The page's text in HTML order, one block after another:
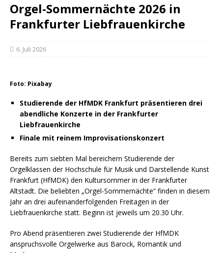
Orgel-Sommernächte 2026 in
Frankfurter Liebfrauenkirche
6. Juli 2026
Foto: Pixabay
Studierende der HfMDK Frankfurt präsentieren drei
abendliche Konzerte in der Frankfurter
Liebfrauenkirche
Finale mit reinem Improvisationskonzert
Bereits zum siebten Mal bereichern Studierende der
Orgelklassen der Hochschule für Musik und Darstellende Kunst
Frankfurt (HfMDK) den Kultursommer in der Frankfurter
Altstadt. Die beliebten „Orgel-Sommernächte“ finden in diesem
Jahr an drei aufeinanderfolgenden Freitagen in der
Liebfrauenkirche statt. Beginn ist jeweils um 20.30 Uhr.
Pro Abend präsentieren zwei Studierende der HfMDK
anspruchsvolle Orgelwerke aus Barock, Romantik und